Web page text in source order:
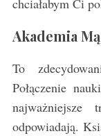
chciałabym Ci
Akademia
To
Połączenie
najważniejsze
odpowiadają.